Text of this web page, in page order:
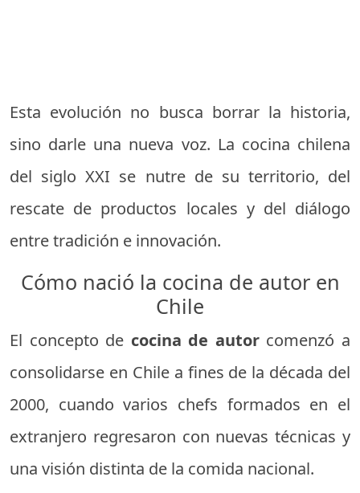
Esta evolución no busca borrar la historia,
sino darle una nueva voz. La cocina chilena
del siglo XXI se nutre de su territorio, del
rescate de productos locales y del diálogo
entre tradición e innovación.
Cómo nació la cocina de autor en
Chile
El concepto de cocina de autorcomenzó a
consolidarse en Chile a fines de la década del
2000, cuando varios chefs formados en el
extranjero regresaron con nuevas técnicas y
una visión distinta de la comida nacional.